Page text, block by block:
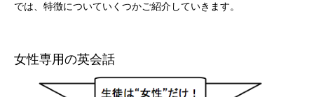
では、特徴についていくつかご紹介していきます。
女性専用の英会話